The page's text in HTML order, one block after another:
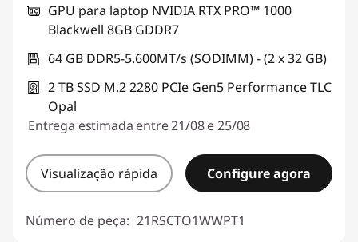
GPU para laptop NVIDIA RTX PRO™ 1000
Blackwell 8GB GDDR7
64 GB DDR5-5.600MT/s (SODIMM) - (2 x 32 GB)
2 TB SSD M.2 2280 PCIe Gen5 Performance TLC
Opal
Entrega estimada entre 21/08 e 25/08
Visualização rápida Configure agora
Número de peça: 21RSCTO1WWPT1